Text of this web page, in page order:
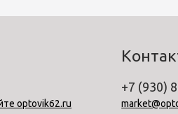
optovik62.ru
+7 (930)